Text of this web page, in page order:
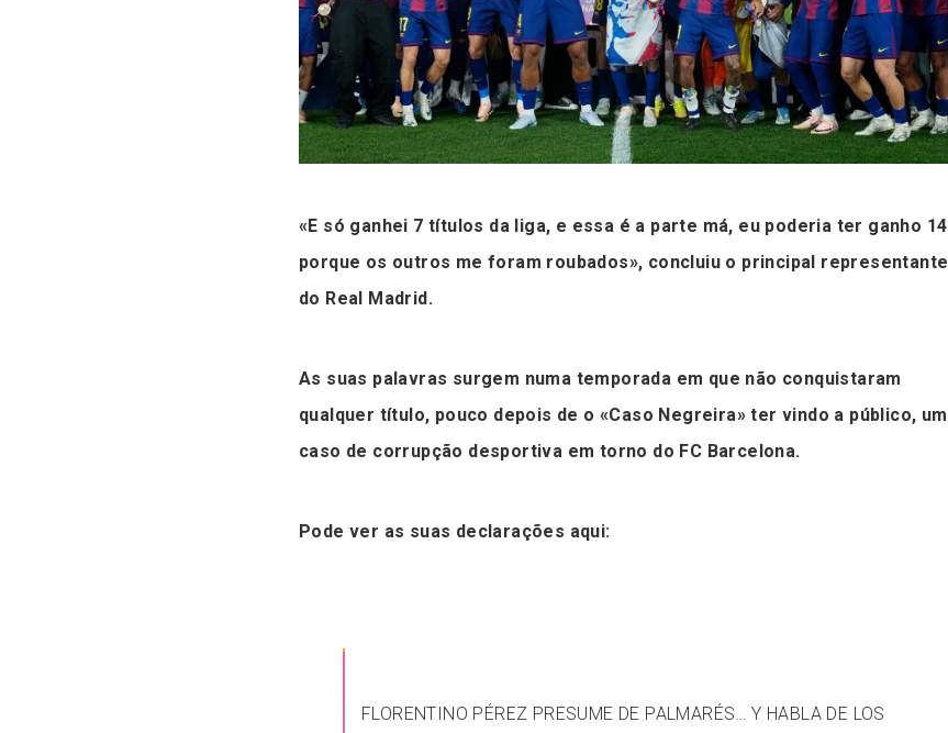
«E só ganhei 7 títulos da liga, e essa é a parte má, eu poderia ter ganho 14
porque os outros me foram roubados», concluiu o principal representante
do Real Madrid.
As suas palavras surgem numa temporada em que não conquistaram
qualquer título, pouco depois de o «Caso Negreira» ter vindo a público, um
caso de corrupção desportiva em torno do FC Barcelona.
Pode ver as suas declarações aqui:
FLORENTINO PÉREZ PRESUME DE PALMARÉS… Y HABLA DE LOS